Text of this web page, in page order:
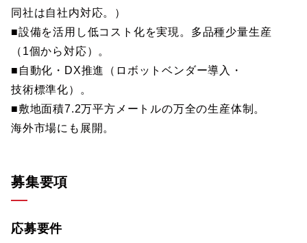
同社は自社内対応。）
■設備を活用し低コスト化を実現。多品種少量生産
（1個から対応）。
■自動化・DX推進（ロボットベンダー導入・
技術標準化）。
■敷地面積7.2万平方メートルの万全の生産体制。
海外市場にも展開。
募集要項
応募要件